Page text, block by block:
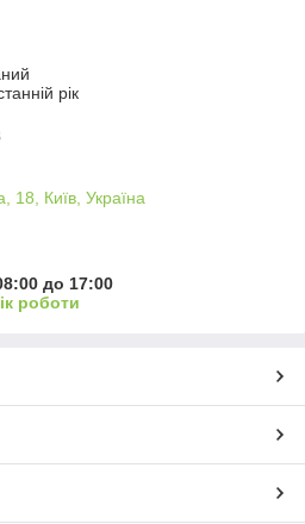
рік
18, Київ, Україна
до 17:00
роботи